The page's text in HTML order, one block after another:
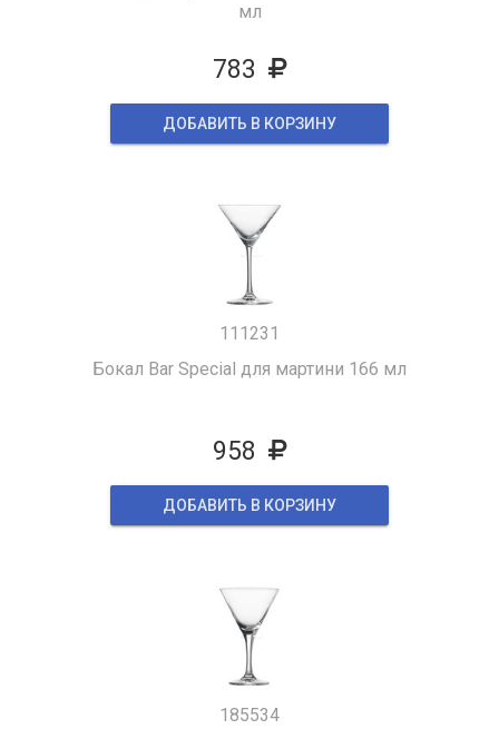
мл
783
ДОБАВИТЬ В КОРЗИНУ
111231
Бокал Bar Special для мартини 166 мл
958
ДОБАВИТЬ В КОРЗИНУ
185534